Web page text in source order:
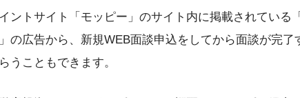
ントサイト「モッピー」のサイト内に掲載されている
の広告から、新規WEB面談申込をしてから面談が完了
うこともできます。